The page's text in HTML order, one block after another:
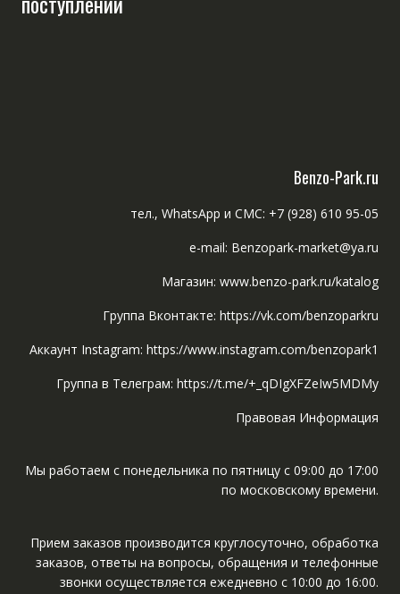
Benzo-Park.ru
тел., WhatsApp и СМС: +7 (928) 610 95-05
e-mail: Benzopark-market@ya.ru
Магазин: www.benzo-park.ru/katalog
Группа Вконтакте: https://vk.com/benzoparkru
Аккаунт Instagram: https://www.instagram.com/benzopark1
Группа в Телеграм: https://t.me/+_qDIgXFZeIw5MDMy
Правовая Информация
Мы работаем с понедельника по пятницу с 09:00 до 17:00
по московскому времени.
Прием заказов производится круглосуточно, обработка
заказов, ответы на вопросы, обращения и телефонные
звонки осуществляется ежедневно с 10:00 до 16:00.